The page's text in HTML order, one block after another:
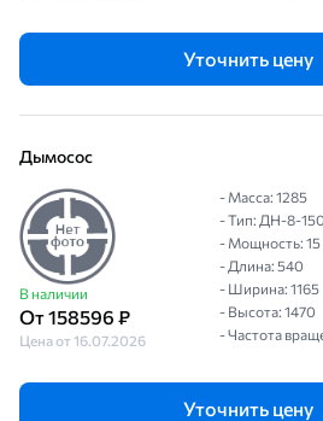
Уточнить цену
Дымосос
В наличии
От 158596 ₽
Цена от 16.07.2026
- Масса: 1285
- Тип: ДН-8-
- Мощность: 15
- Длина: 540
- Ширина: 1165
- Высота: 1470
- Частота
Уточнить цену